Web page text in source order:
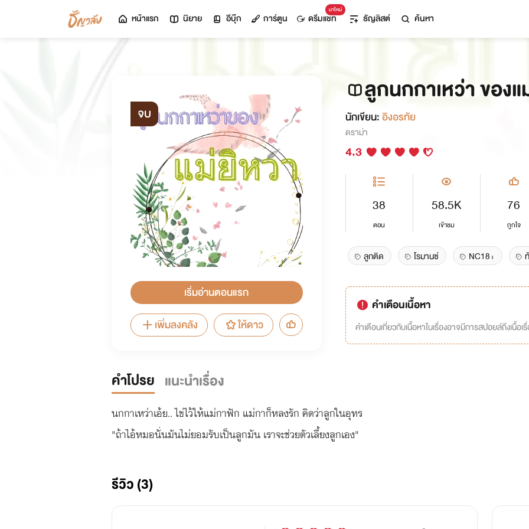
หน้าแรก นิยาย อีบุ๊ก การ์ตูน
มาใหม่
ดรีมแชท ธัญลิสต์ ค้นหา
จบ
เริ่มอ่านตอนแรก
เพิ่มลงคลัง
ให้ดาว
ลูกนกกาเหว่า ของ
นักเขียน:อิงอรทัย
ดราม่า
4.3
38
ตอน
58.5K
เข้าชม
76
ถูกใจ
ลูกติด โรมานซ์ NC18+
คำเตือนเนื้อหา
คำเตือนเกี่ยวกับเนื้อหาในเรื่องอาจมีการสปอยล์ถึงเนื้อเ
คำโปรย แนะนำเรื่อง
นกกาเหว่าเอ้ย.. ไข่ไว้ให้แม่กาฟัก แม่กาก็หลงรัก คิดว่าลูกในอุทร
"ถ้าไอ้หมอนั่นมันไม่ยอมรับเป็นลูกมัน เราจะช่วยตัวเลี้ยงลูกเอง"
รีวิว (3)